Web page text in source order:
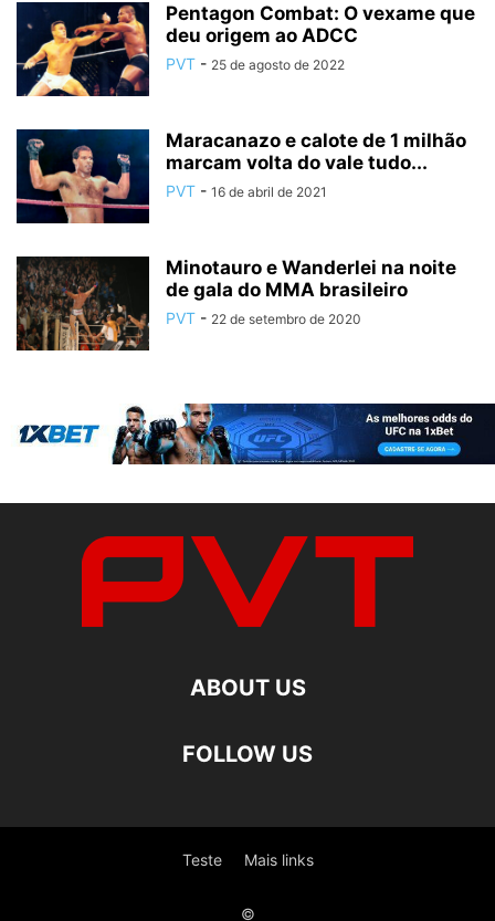
Pentagon Combat: O vexame que
deu origem ao ADCC
PVT - 25 de agosto de 2022
Maracanazo e calote de 1 milhão
marcam volta do vale tudo...
PVT - 16 de abril de 2021
Minotauro e Wanderlei na noite
de gala do MMA brasileiro
PVT - 22 de setembro de 2020
ABOUT US
FOLLOW US
Teste Mais links
©